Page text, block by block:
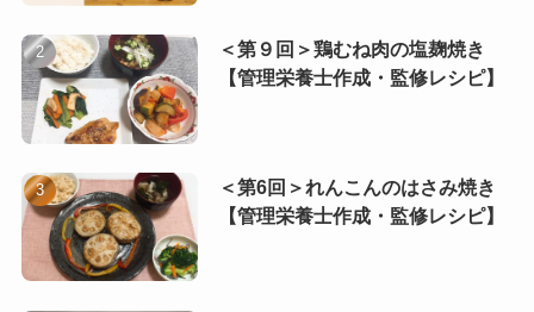
＜第９回＞鶏むね肉の塩麹焼き
【管理栄養士作成・監修レシピ】
＜第6回＞れんこんのはさみ焼き
【管理栄養士作成・監修レシピ】